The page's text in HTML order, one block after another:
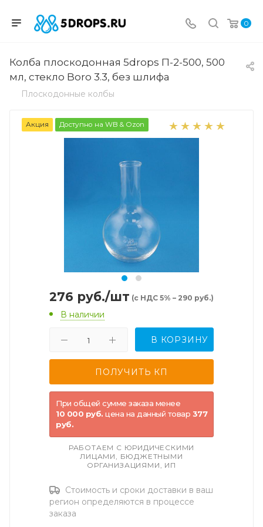
0
Колба плоскодонная 5drops П-2-500, 500
мл, стекло Boro 3.3, без шлифа
Плоскодонные колбы
Акция Доступно на WB & Ozon
276 руб./шт (с НДС 5% – 290 руб.)
В наличии
В КОРЗИНУ
При общей сумме заказа менее
10 000 руб. цена на данный товар 377
руб.
РАБОТАЕМ С ЮРИДИЧЕСКИМИ
ЛИЦАМИ, БЮДЖЕТНЫМИ
ОРГАНИЗАЦИЯМИ, ИП
Стоимость и сроки доставки в ваш
регион определяются в процессе
заказа